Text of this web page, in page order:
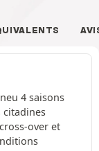
4 saisons
citadines
over et